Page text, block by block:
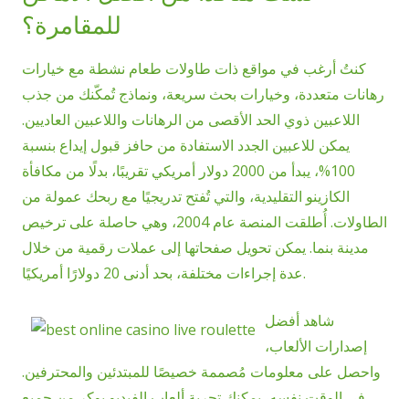
للمقامرة؟
كنتُ أرغب في مواقع ذات طاولات طعام نشطة مع خيارات
رهانات متعددة، وخيارات بحث سريعة، ونماذج تُمكّنك من جذب
اللاعبين ذوي الحد الأقصى من الرهانات واللاعبين العاديين.
يمكن للاعبين الجدد الاستفادة من حافز قبول إيداع بنسبة
100%، يبدأ من 2000 دولار أمريكي تقريبًا، بدلًا من مكافأة
الكازينو التقليدية، والتي تُفتح تدريجيًا مع ربحك عمولة من
الطاولات. أُطلقت المنصة عام 2004، وهي حاصلة على ترخيص
مدينة بنما. يمكن تحويل صفحاتها إلى عملات رقمية من خلال
عدة إجراءات مختلفة، بحد أدنى 20 دولارًا أمريكيًا.
شاهد أفضل
إصدارات الألعاب،
واحصل على معلومات مُصممة خصيصًا للمبتدئين والمحترفين.